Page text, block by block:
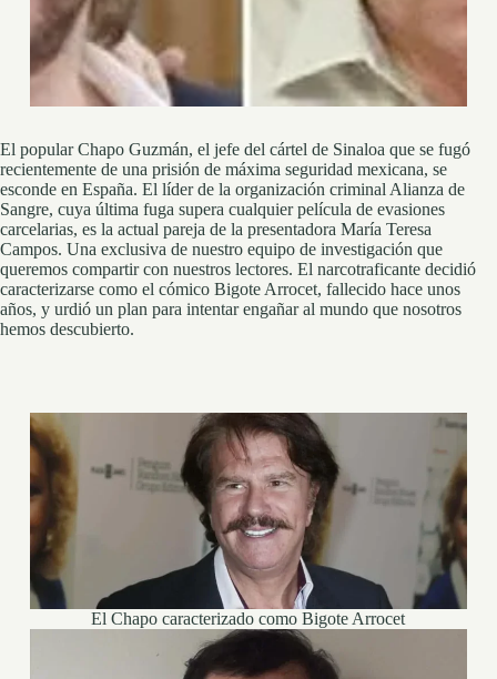
El popular Chapo Guzmán, el jefe del cártel de Sinaloa que se fugó
recientemente de una prisión de máxima seguridad mexicana, se
esconde en España. El líder de la organización criminal Alianza de
Sangre, cuya última fuga supera cualquier película de evasiones
carcelarias, es la actual pareja de la presentadora María Teresa
Campos. Una exclusiva de nuestro equipo de investigación que
queremos compartir con nuestros lectores. El narcotraficante decidió
caracterizarse como el cómico Bigote Arrocet, fallecido hace unos
años, y urdió un plan para intentar engañar al mundo que nosotros
hemos descubierto.
El Chapo caracterizado como Bigote Arrocet